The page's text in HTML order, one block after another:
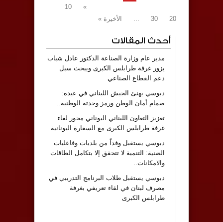
»
10
20
30
... الأخيرة »
أحدث المقالات
مدير عام وزارة الصناعة الدكتور عادل شباب
يزور غرفة طرابلس الكبرى ويبحث سبل
دعم القطاع الصناعي
دبوسي يهنئ الجيش اللبناني في عيده:
صمام أمان الوطن ورمز وحدته الوطنية..
تعزيز التعاون اللبناني اليوناني محور لقاء
غرفة طرابلس الكبرى مع السفارة اليونانية
دبوسي يستقبل وفداً من بلديات وفاعليات
الضنية: التنمية لا تتحقق إلا بتكامل الطاقات
والامكانات..
دبوسي يستقبل طلاب البرنامج التدريبي في
مصرف لبنان في لقاء تعريفي بغرفة
طرابلس الكبرى